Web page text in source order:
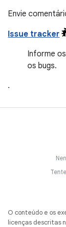
Envie
Issue tracker
Informe
os bugs.
.
Tente
O conteúdo e os
licenças descritas